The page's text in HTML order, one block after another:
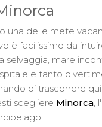
una delle mete
è facilissimo da
selvaggia, mare
e tanto
di trascorrere
scegliere Minorca